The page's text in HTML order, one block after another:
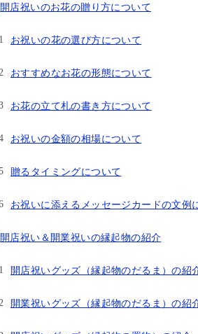
開店祝いのお花の贈り方について
お祝いの花の選び方について
おすすめなお花の形態について
お花の立て札の書き方について
お祝いの金額の相場について
贈るタイミングについて
お祝いに添えるメッセージカードの文例
開店祝い＆開業祝いの縁起物の紹介
開店祝いグッズ（縁起物のだるま）の紹
開業祝いグッズ（縁起物のだるま）の紹